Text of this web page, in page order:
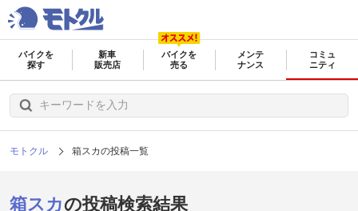
バイクを
探す
新車
販売店
バイクを
売る
メンテ
ナンス
コミュ
ニティ
モトクル 箱スカの投稿一覧
箱スカの投稿検索結果